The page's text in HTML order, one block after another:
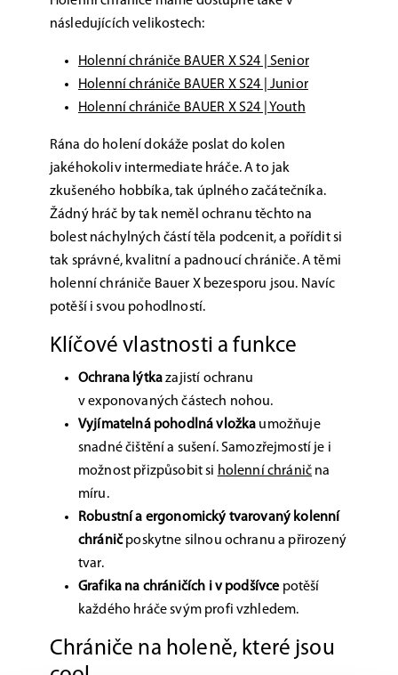
následujících velikostech:
Holenní chrániče BAUER X S24 | Senior
Holenní chrániče BAUER X S24 | Junior
Holenní chrániče BAUER X S24 | Youth
Rána do holení dokáže poslat do kolen
jakéhokoliv intermediate hráče. A to jak
zkušeného hobbíka, tak úplného začátečníka.
Žádný hráč by tak neměl ochranu těchto na
bolest náchylných částí těla podcenit, a pořídit si
tak správné, kvalitní a padnoucí chrániče. A těmi
holenní chrániče Bauer X bezesporu jsou. Navíc
potěší i svou pohodlností.
Klíčové vlastnosti a funkce
Ochrana lýtkazajistí ochranu
v exponovaných částech nohou.
Vyjímatelná pohodlná vložka umožňuje
snadné čištění a sušení. Samozřejmostí je i
možnost přizpůsobit si holenní chránič na
míru.
Robustní a ergonomický tvarovaný kolenní
chráničposkytne silnou ochranu a přirozený
tvar.
Grafika na chráničích i v podšívce potěší
každého hráče svým profi vzhledem.
Chrániče na holeně, které jsou